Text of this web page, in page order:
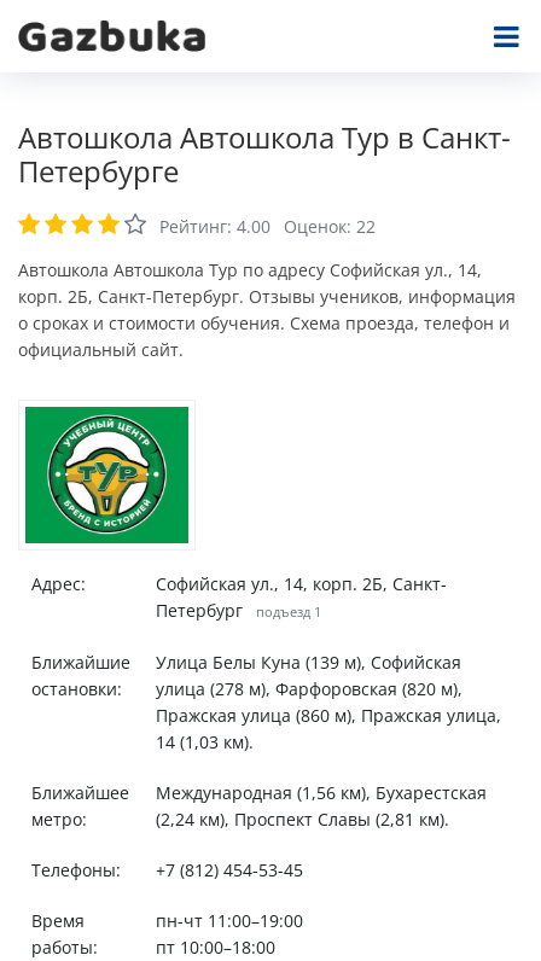
Автошкола Автошкола Тур в Санкт-
Петербурге
Рейтинг: 4.00 Оценок: 22
Автошкола Автошкола Тур по адресу Софийская ул., 14,
корп. 2Б, Санкт-Петербург. Отзывы учеников, информация
о сроках и стоимости обучения. Схема проезда, телефон и
официальный сайт.
Адрес:
Софийская ул., 14, корп. 2Б, Санкт-
Петербург
подъезд 1
Ближайшие
остановки:
Улица Белы Куна (139 м), Софийская
улица (278 м), Фарфоровская (820 м),
Пражская улица (860 м), Пражская улица,
14 (1,03 км).
Ближайшее
метро:
Международная (1,56 км), Бухарестская
(2,24 км), Проспект Славы (2,81 км).
Телефоны: +7 (812) 454-53-45
Время
работы:
пн-чт 11:00–19:00
пт 10:00–18:00